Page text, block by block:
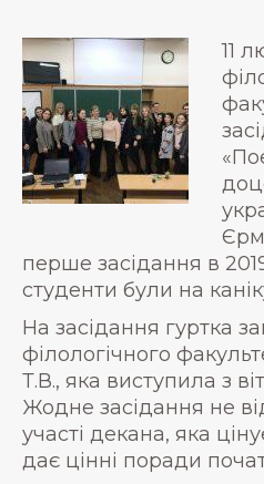
11
перше засідання в
студенти були на
На засідання гуртка
філологічного
Т.В., яка виступила з
Жодне засідання не
участі декана, яка
дає цінні поради